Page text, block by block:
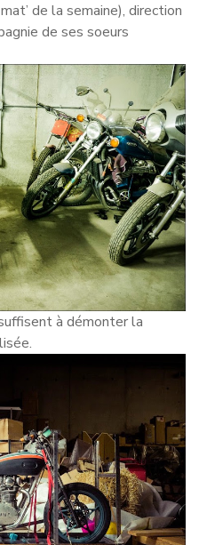
de la semaine), direction
de ses soeurs
à démonter la